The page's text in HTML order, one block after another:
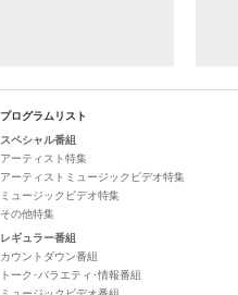
プログラムリスト
スペシャル番組
アーティスト特集
アーティストミュージックビデオ特集
ミュージックビデオ特集
その他特集
レギュラー番組
カウントダウン番組
トーク･バラエティ･情報番組